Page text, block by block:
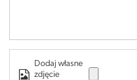
Dodaj własne
zdjęcie